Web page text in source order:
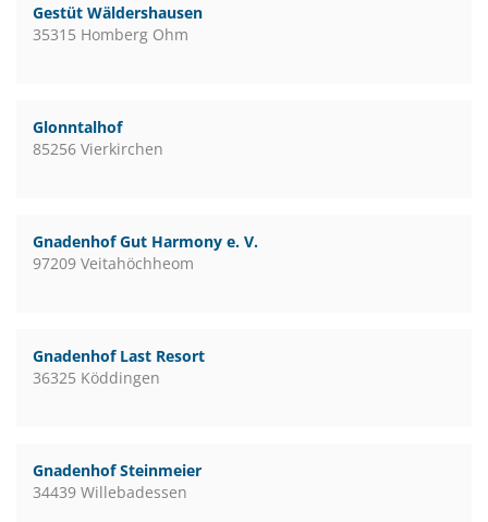
Gestüt Wäldershausen
35315 Homberg Ohm
Glonntalhof
85256 Vierkirchen
Gnadenhof Gut Harmony e. V.
97209 Veitahöchheom
Gnadenhof Last Resort
36325 Köddingen
Gnadenhof Steinmeier
34439 Willebadessen